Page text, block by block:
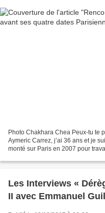
Photo Chakhara Chea Peux-tu te
Aymeric Carrez, j’ai 36 ans et je
monté sur Paris en 2007 pour
Les Interviews «
II avec Emmanuel